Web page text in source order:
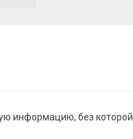
информацию, без которой